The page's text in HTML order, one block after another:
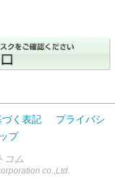
く表記
プライバシ
プ
コム
co.,Ltd.